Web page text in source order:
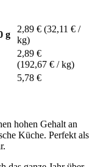
g
2,89 € (32,11 € /
kg)
2,89 €
(192,67 € / kg)
5,78 €
hohen Gehalt an
Küche. Perfekt als